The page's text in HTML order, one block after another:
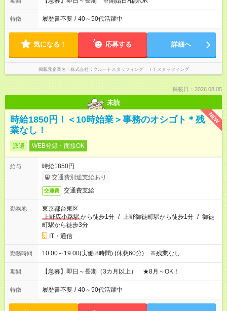
特徴 履歴書不要 / 40～50代活躍中
気になる！ 応募する 詳細へ
掲載元企業名 株式会社リクルートスタッフィング ＩＴスタッフィング
掲載日：2026.08.05
未読
NEW
時給1850円！＜10時始業＞事務のオシゴト＊残
業なし！
派遣 WEB登録・面接OK
給与
時給1850円
交通費別途支給あり
交通費 交通費支給
勤務地
東京都台東区
上野広小路駅から徒歩1分 / 上野御徒町駅から徒歩1分 / 御徒
町駅から徒歩3分
IT・通信
勤務時間 10:00～19:00(実働:8時間) (休憩60分) ※残業なし
期間 【急募】即日～長期（3カ月以上） ★8月～OK！
特徴 履歴書不要 / 40～50代活躍中